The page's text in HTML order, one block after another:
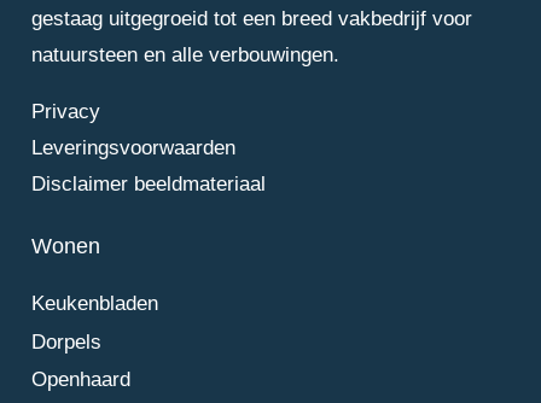
gestaag uitgegroeid tot een breed vakbedrijf voor
natuursteen en alle verbouwingen.
Privacy
Leveringsvoorwaarden
Disclaimer beeldmateriaal
Wonen
Keukenbladen
Dorpels
Openhaard